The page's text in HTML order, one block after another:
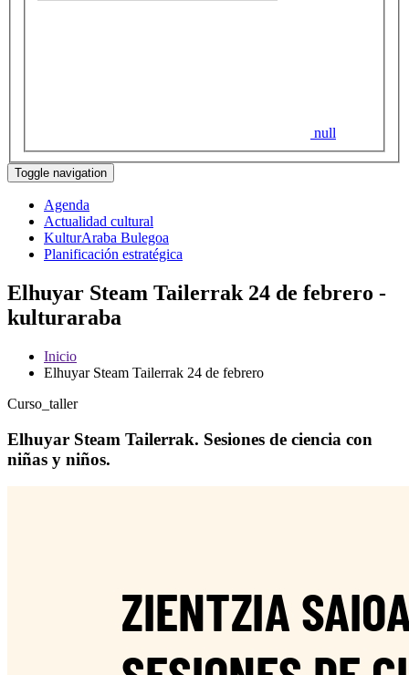
null
Toggle navigation
Agenda
Actualidad cultural
KulturAraba Bulegoa
Planificación estratégica
Elhuyar Steam Tailerrak 24 de febrero -
kulturaraba
Inicio
Elhuyar Steam Tailerrak 24 de febrero
Curso_taller
Elhuyar Steam Tailerrak. Sesiones de ciencia con
niñas y niños.